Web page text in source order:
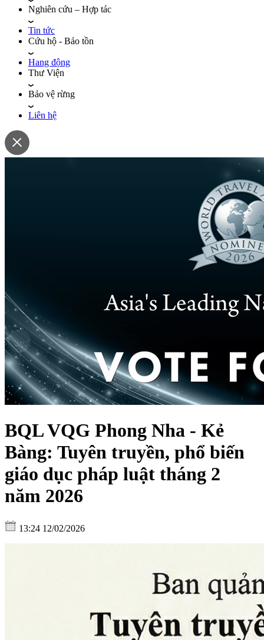
Nghiên cứu – Hợp tác
Tin tức
Cứu hộ - Bảo tồn
Hang động
Thư Viện
Bảo vệ rừng
Liên hệ
BQL VQG Phong Nha - Kẻ
Bàng: Tuyên truyền, phổ biến
giáo dục pháp luật tháng 2
năm 2026
13:24 12/02/2026